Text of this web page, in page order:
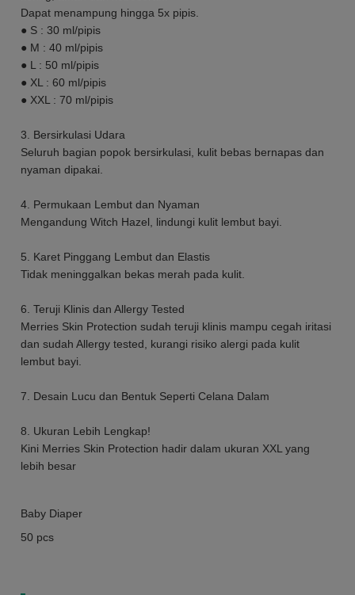
Dapat menampung hingga 5x pipis.
● S : 30 ml/pipis
● M : 40 ml/pipis
● L : 50 ml/pipis
● XL : 60 ml/pipis
● XXL : 70 ml/pipis
3. Bersirkulasi Udara
Seluruh bagian popok bersirkulasi, kulit bebas bernapas dan
nyaman dipakai.
4. Permukaan Lembut dan Nyaman
Mengandung Witch Hazel, lindungi kulit lembut bayi.
5. Karet Pinggang Lembut dan Elastis
Tidak meninggalkan bekas merah pada kulit.
6. Teruji Klinis dan Allergy Tested
Merries Skin Protection sudah teruji klinis mampu cegah iritasi
dan sudah Allergy tested, kurangi risiko alergi pada kulit
lembut bayi.
7. Desain Lucu dan Bentuk Seperti Celana Dalam
8. Ukuran Lebih Lengkap!
Kini Merries Skin Protection hadir dalam ukuran XXL yang
lebih besar
Baby Diaper
50 pcs